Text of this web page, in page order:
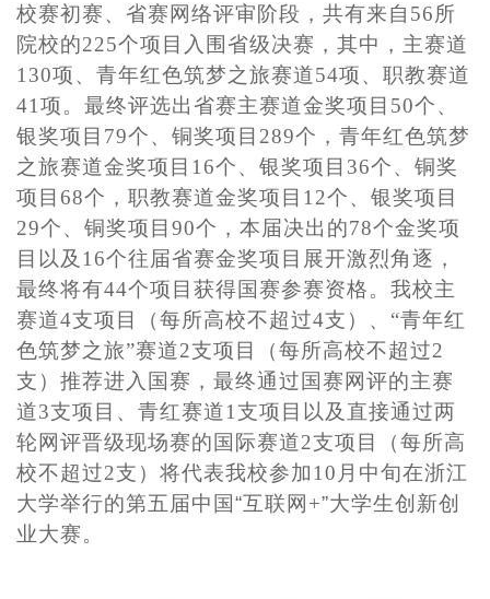
校赛初赛、省赛网络评审阶段，共有来自56所
院校的225个项目入围省级决赛，其中，主赛道
130项、青年红色筑梦之旅赛道54项、职教赛道
41项。最终评选出省赛主赛道金奖项目50个、
银奖项目79个、铜奖项目289个，青年红色筑梦
之旅赛道金奖项目16个、银奖项目36个、铜奖
项目68个，职教赛道金奖项目12个、银奖项目
29个、铜奖项目90个，本届决出的78个金奖项
目以及16个往届省赛金奖项目展开激烈角逐，
最终将有44个项目获得国赛参赛资格。我校主
赛道4支项目（每所高校不超过4支）、“青年红
色筑梦之旅”赛道2支项目（每所高校不超过2
支）推荐进入国赛，最终通过国赛网评的主赛
道3支项目、青红赛道1支项目以及直接通过两
轮网评晋级现场赛的国际赛道2支项目（每所高
校不超过2支）将代表我校参加10月中旬在浙江
大学举行的第五届中国“互联网+”大学生创新创
业大赛。